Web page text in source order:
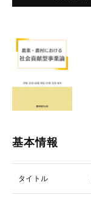
基本情報
タイトル